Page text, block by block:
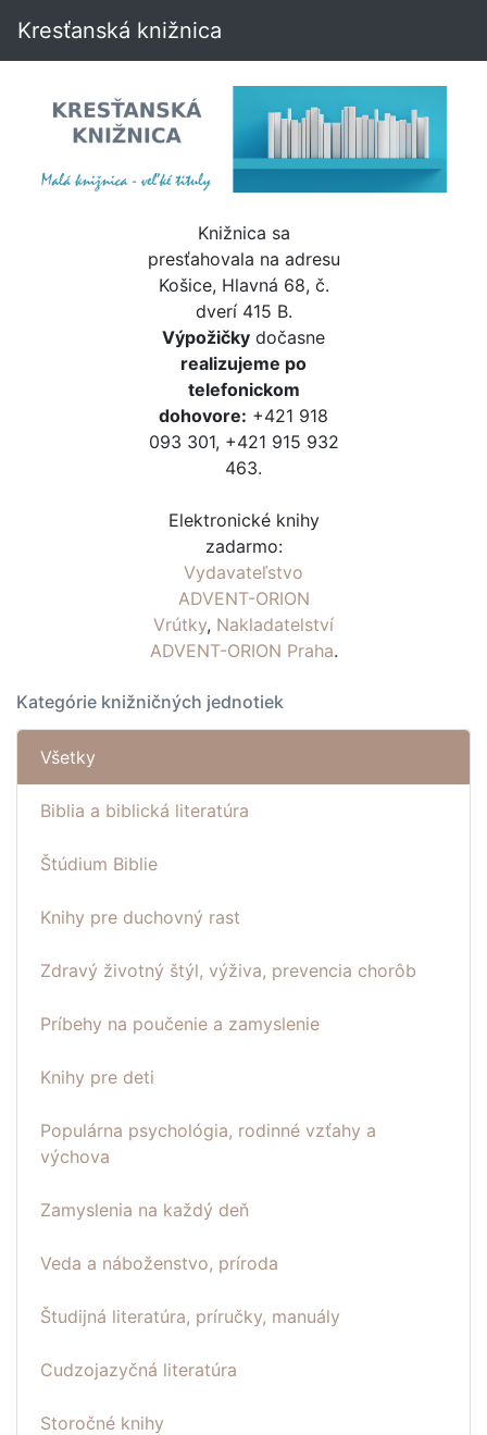
Kresťanská knižnica
Knižnica sa
presťahovala na adresu
Košice, Hlavná 68, č.
dverí 415 B.
Výpožičky dočasne
realizujeme po
telefonickom
dohovore: +421 918
093 301, +421 915 932
463.
Elektronické knihy
zadarmo:
Vydavateľstvo
ADVENT-ORION
Vrútky, Nakladatelství
ADVENT-ORION Praha.
Kategórie knižničných jednotiek
Všetky
Biblia a biblická literatúra
Štúdium Biblie
Knihy pre duchovný rast
Zdravý životný štýl, výživa, prevencia chorôb
Príbehy na poučenie a zamyslenie
Knihy pre deti
Populárna psychológia, rodinné vzťahy a
výchova
Zamyslenia na každý deň
Veda a náboženstvo, príroda
Študijná literatúra, príručky, manuály
Cudzojazyčná literatúra
Storočné knihy